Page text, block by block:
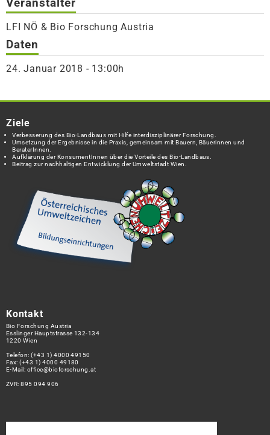
LFI NÖ & Bio Forschung Austria
Daten
24. Januar 2018 - 13:00h
Ziele
Verbesserung des Bio-Landbaus mit Hilfe interdisziplinärer Forschung.
Umsetzung der Ergebnisse in die Praxis, gemeinsam mit Bauern, Bäuerinnen und
BeraterInnen.
Aufklärung der KonsumentInnen über die Vorteile des Bio-Landbaus.
Beitrag zur nachhaltigen Entwicklung der Umweltstadt Wien.
Kontakt
Bio Forschung Austria
Esslinger Hauptstrasse 132-134
1220 Wien
Telefon:(+43 1) 4000 49150
Fax: (+43 1) 4000 49180
E-Mail: office@bioforschung.at
ZVR: 895 094 906